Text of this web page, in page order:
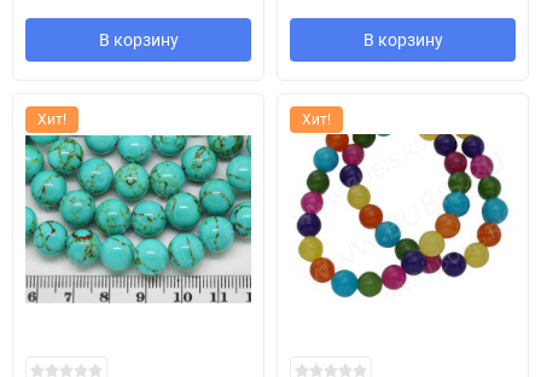
В корзину В корзину
Хит! Хит!